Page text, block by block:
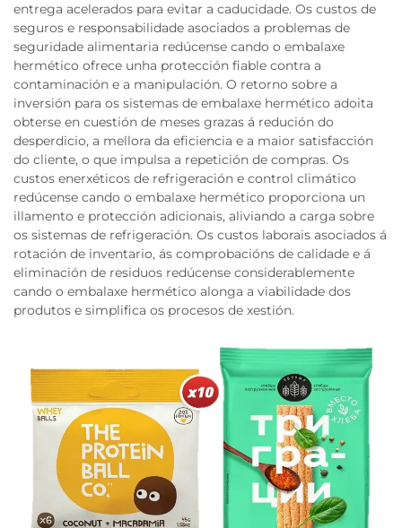
entrega acelerados para evitar a caducidade. Os custos de
seguros e responsabilidade asociados a problemas de
seguridade alimentaria redúcense cando o embalaxe
hermético ofrece unha protección fiable contra a
contaminación e a manipulación. O retorno sobre a
inversión para os sistemas de embalaxe hermético adoita
obterse en cuestión de meses grazas á redución do
desperdicio, a mellora da eficiencia e a maior satisfacción
do cliente, o que impulsa a repetición de compras. Os
custos enerxéticos de refrigeración e control climático
redúcense cando o embalaxe hermético proporciona un
illamento e protección adicionais, aliviando a carga sobre
os sistemas de refrigeración. Os custos laborais asociados á
rotación de inventario, ás comprobacións de calidade e á
eliminación de residuos redúcense considerablemente
cando o embalaxe hermético alonga a viabilidade dos
produtos e simplifica os procesos de xestión.